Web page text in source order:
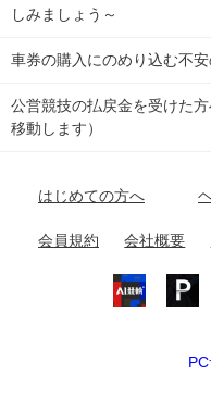
チャリロトプラザ
東
関
東
小田原競輪場
名古屋競輪場 岐阜
富山競輪場 松阪競
福井競輪場 奈良
Perfecta Navi
netkeirin
しみましょう～
車券の購入にのめり込む不
公営競技の払戻金を受けた
移動します）
はじめての方へ
会員規約 会社概要